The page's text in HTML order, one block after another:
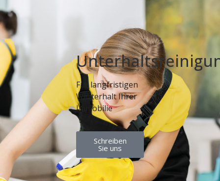
Für langfristigen
Werterhalt Ihrer
Immobilie
Schreiben
Sie uns